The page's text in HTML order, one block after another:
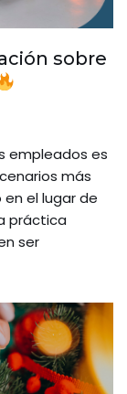
sobre
empleados es
más
el lugar de
práctica
ser